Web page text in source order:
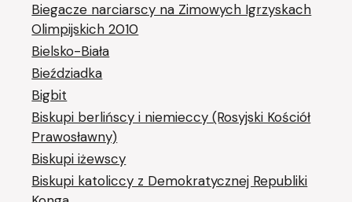
Biegacze narciarscy na Zimowych Igrzyskach
Olimpijskich 2010
Bielsko-Biała
Bieździadka
Bigbit
Biskupi berlińscy i niemieccy (Rosyjski Kościół
Prawosławny)
Biskupi iżewscy
Biskupi katoliccy z Demokratycznej Republiki